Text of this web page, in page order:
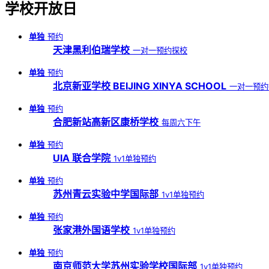
学校开放日
单独 预约
天津黑利伯瑞学校 一对一预约探校
单独 预约
北京新亚学校 BEIJING XINYA SCHOOL 一对一预
单独 预约
合肥新站高新区康桥学校 每周六下午
单独 预约
UIA 联合学院 1v1单独预约
单独 预约
苏州青云实验中学国际部 1v1单独预约
单独 预约
张家港外国语学校 1v1单独预约
单独 预约
南京师范大学苏州实验学校国际部 1v1单独预约